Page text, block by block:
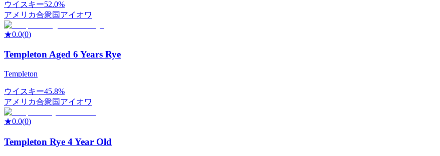
ウイスキー52.0%
アメリカ合衆国アイオワ
★0.0(0)
Templeton Aged 6 Years Rye
Templeton
ウイスキー45.8%
アメリカ合衆国アイオワ
★0.0(0)
Templeton Rye 4 Year Old